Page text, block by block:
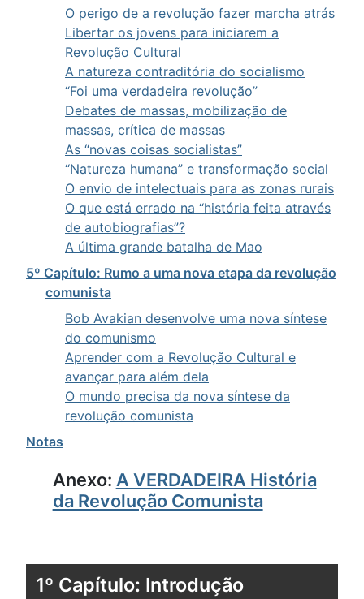
O perigo de a revolução fazer marcha atrás
Libertar os jovens para iniciarem a
Revolução Cultural
A natureza contraditória do socialismo
“Foi uma verdadeira revolução”
Debates de massas, mobilização de
massas, crítica de massas
As “novas coisas socialistas”
“Natureza humana” e transformação social
O envio de intelectuais para as zonas rurais
O que está errado na “história feita através
de autobiografias”?
A última grande batalha de Mao
5º Capítulo: Rumo a uma nova etapa da revolução
comunista
Bob Avakian desenvolve uma nova síntese
do comunismo
Aprender com a Revolução Cultural e
avançar para além dela
O mundo precisa da nova síntese da
revolução comunista
Notas
Anexo: A VERDADEIRA História
da Revolução Comunista
1º Capítulo: Introdução